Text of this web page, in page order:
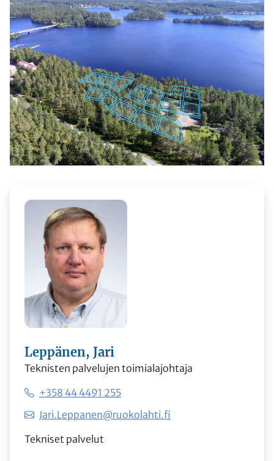
Leppänen, Jari
Teknisten palvelujen toimialajohtaja
+358 44 4491 255
Jari.Leppanen@ruokolahti.fi
Tekniset palvelut